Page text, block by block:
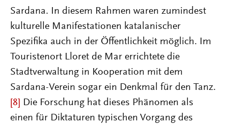
Sardana. In diesem Rahmen waren zumindest
kulturelle Manifestationen katalanischer
Spezifika auch in der Öffentlichkeit möglich. Im
Touristenort Lloret de Mar errichtete die
Stadtverwaltung in Kooperation mit dem
Sardana-Verein sogar ein Denkmal für den Tanz.
[8] Die Forschung hat dieses Phänomen als
einen für Diktaturen typischen Vorgang des